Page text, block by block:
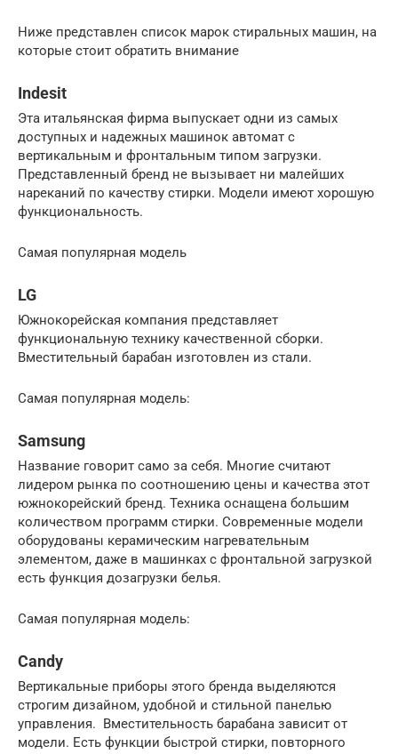
Ниже представлен список марок стиральных машин, на
которые стоит обратить внимание
Indesit
Эта итальянская фирма выпускает одни из самых
доступных и надежных машинок автомат с
вертикальным и фронтальным типом загрузки.
Представленный бренд не вызывает ни малейших
нареканий по качеству стирки. Модели имеют хорошую
функциональность.
Самая популярная модель
LG
Южнокорейская компания представляет
функциональную технику качественной сборки.
Вместительный барабан изготовлен из стали.
Самая популярная модель:
Samsung
Название говорит само за себя. Многие считают
лидером рынка по соотношению цены и качества этот
южнокорейский бренд. Техника оснащена большим
количеством программ стирки. Современные модели
оборудованы керамическим нагревательным
элементом, даже в машинках с фронтальной загрузкой
есть функция дозагрузки белья.
Самая популярная модель:
Candy
Вертикальные приборы этого бренда выделяются
строгим дизайном, удобной и стильной панелью
управления. Вместительность барабана зависит от
модели. Есть функции быстрой стирки, повторного